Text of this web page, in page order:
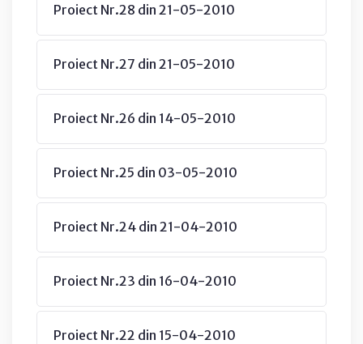
Proiect Nr.28 din 21-05-2010
Proiect Nr.27 din 21-05-2010
Proiect Nr.26 din 14-05-2010
Proiect Nr.25 din 03-05-2010
Proiect Nr.24 din 21-04-2010
Proiect Nr.23 din 16-04-2010
Proiect Nr.22 din 15-04-2010